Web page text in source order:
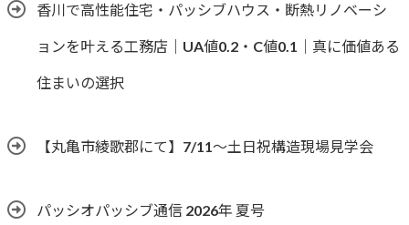
香川で高性能住宅・パッシブハウス・断熱リノベーシ
ョンを叶える工務店｜UA値0.2・C値0.1｜真に価値ある
住まいの選択
【丸亀市綾歌郡にて】7/11～土日祝構造現場見学会
パッシオパッシブ通信 2026年 夏号